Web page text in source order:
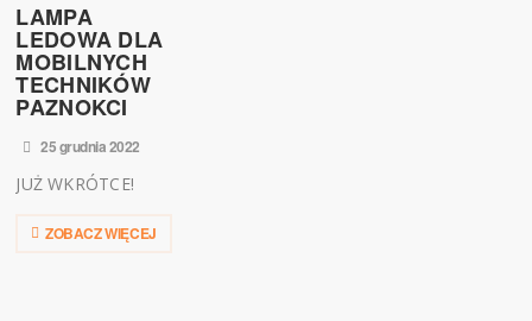
LAMPA
LEDOWA DLA
MOBILNYCH
TECHNIKÓW
PAZNOKCI
25 grudnia 2022
JUŻ WKRÓTCE!
ZOBACZ WIĘCEJ